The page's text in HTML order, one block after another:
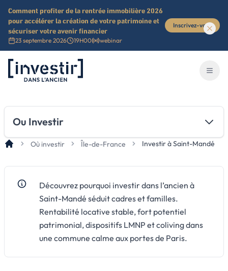
Comment profiter de la rentrée immobilière 2026
pour accélérer la création de votre patrimoine et
sécuriser votre avenir financier
23 septembre 2026 19H00 webinar
Inscrivez-vous
Investir dans l'ancien
Ou Investir
Où investir Île-de-France Investir à Saint-Mandé
Découvrez pourquoi investir dans l’ancien à
Saint-Mandé séduit cadres et familles.
Rentabilité locative stable, fort potentiel
patrimonial, dispositifs LMNP et coliving dans
une commune calme aux portes de Paris.